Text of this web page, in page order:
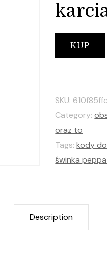
KUP
SKU:
Category:
oraz to
Tags:kody
świnka
Description